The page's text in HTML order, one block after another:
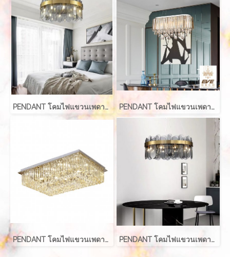
PENDANT โคมไฟแขวนเพดาน รุ่น FIAZE EVE-10487 PENDANT โคมไฟแขวนเพดาน รุ่น EVE-00170
PENDANT โคมไฟแขวนเพดาน รุ่น EVE-00166 PENDANT โคมไฟแขวนเพดาน รุ่น FIAZE EVE-10487